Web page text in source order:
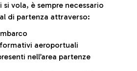
vola, è sempre necessario
di partenza attraverso:
aeroportuali
nell’area partenze